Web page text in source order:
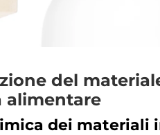
del
alimentare
dei materiali